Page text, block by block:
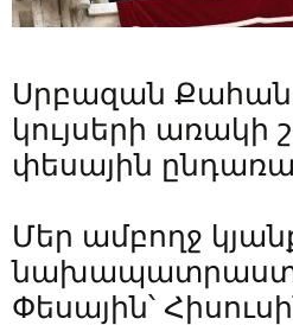
Սրբազան
կույսերի առակի
փեսային
Մեր ամբողջ
Փեսային՝